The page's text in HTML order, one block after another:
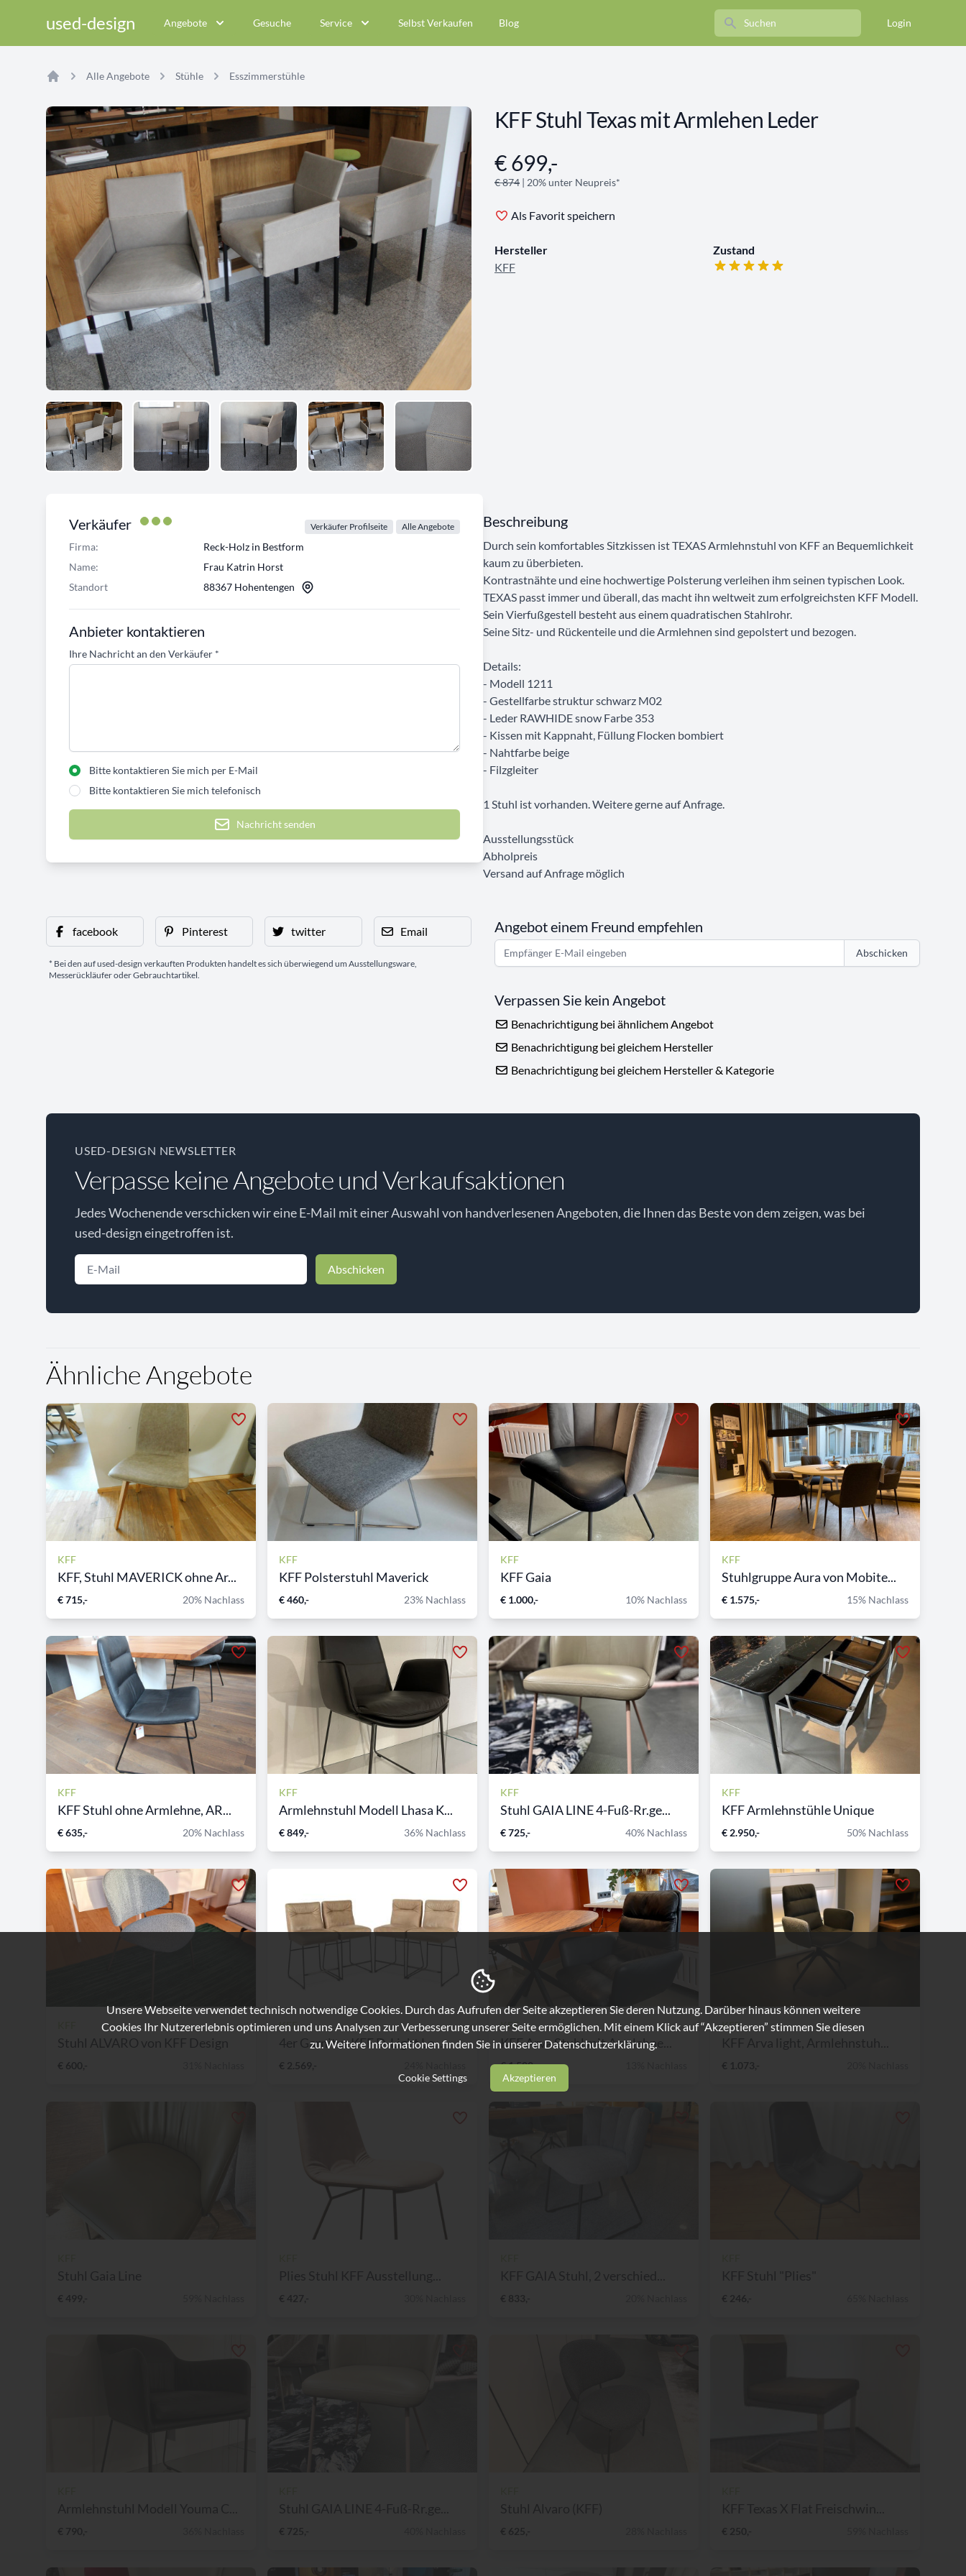
used-design Angebote Gesuche Service Selbst Verkaufen Blog Search Login
Alle Angebote Stühle Esszimmerstühle
KFF Stuhl Texas mit Armlehen Leder
Angebotsinformationen
€ 699,-
€ 874 | 20% unter Neupreis*
Als Favorit speichern
Hersteller
KFF
Zustand
Verkäufer Verkäufer Profilseite Alle Angebote
Firma:
Reck-Holz in Bestform
Name:
Frau Katrin Horst
Standort
88367 Hohentengen
Anbieter kontaktieren
Ihre Nachricht an den Verkäufer *
Bitte kontaktieren Sie mich per E-Mail
Bitte kontaktieren Sie mich telefonisch
Nachricht senden
Beschreibung
Durch sein komfortables Sitzkissen ist TEXAS Armlehnstuhl von KFF an Bequemlichkeit
kaum zu überbieten.
Kontrastnähte und eine hochwertige Polsterung verleihen ihm seinen typischen Look.
TEXAS passt immer und überall, das macht ihn weltweit zum erfolgreichsten KFF Modell.
Sein Vierfußgestell besteht aus einem quadratischen Stahlrohr.
Seine Sitz- und Rückenteile und die Armlehnen sind gepolstert und bezogen.
Details:
- Modell 1211
- Gestellfarbe struktur schwarz M02
- Leder RAWHIDE snow Farbe 353
- Kissen mit Kappnaht, Füllung Flocken bombiert
- Nahtfarbe beige
- Filzgleiter
1 Stuhl ist vorhanden. Weitere gerne auf Anfrage.
Ausstellungsstück
Abholpreis
Versand auf Anfrage möglich
facebook Pinterest twitter Email
* Bei den auf used-design verkauften Produkten handelt es sich überwiegend um Ausstellungsware,
Messerückläufer oder Gebrauchtartikel.
Angebot einem Freund empfehlen
Abschicken
Verpassen Sie kein Angebot
Benachrichtigung bei ähnlichem Angebot
Benachrichtigung bei gleichem Hersteller
Benachrichtigung bei gleichem Hersteller & Kategorie
USED-DESIGN NEWSLETTER
Verpasse keine Angebote und Verkaufsaktionen
Jedes Wochenende verschicken wir eine E-Mail mit einer Auswahl von handverlesenen Angeboten, die Ihnen das Beste von dem zeigen, was bei
used-design eingetroffen ist.
Abschicken
Ähnliche Angebote
KFF
KFF, Stuhl MAVERICK ohne Ar...
€ 715,- 20% Nachlass
KFF
KFF Polsterstuhl Maverick
€ 460,- 23% Nachlass
KFF
KFF Gaia
€ 1.000,- 10% Nachlass
KFF
Stuhlgruppe Aura von Mobite...
€ 1.575,- 15% Nachlass
KFF
KFF Stuhl ohne Armlehne, AR...
€ 635,- 20% Nachlass
KFF
Armlehnstuhl Modell Lhasa K...
€ 849,- 36% Nachlass
KFF
Stuhl GAIA LINE 4-Fuß-Rr.ge...
€ 725,- 40% Nachlass
KFF
KFF Armlehnstühle Unique
€ 2.950,- 50% Nachlass
Stuhl ALVARO von KFF Design
€ 600,-
KFF
4er Garnitur KFF D-Light Le...
€ 2.569,-
KFF
KFF Arva Stuhl mit Armlehne...
€ 1.500,-
KFF
KFF Arva light, Armlehnstuh...
€ 1.073,-
Unsere Webseite verwendet technisch notwendige Cookies. Durch das Aufrufen der Seite akzeptieren Sie deren Nutzung. Darüber hinaus können weitere
Cookies Ihr Nutzererlebnis optimieren und uns Analysen zur Verbesserung unserer Seite ermöglichen. Mit einem Klick auf “Akzeptieren” stimmen Sie diesen
zu. Weitere Informationen finden Sie in unsererDatenschutzerklärung.
Cookie Settings Akzeptieren